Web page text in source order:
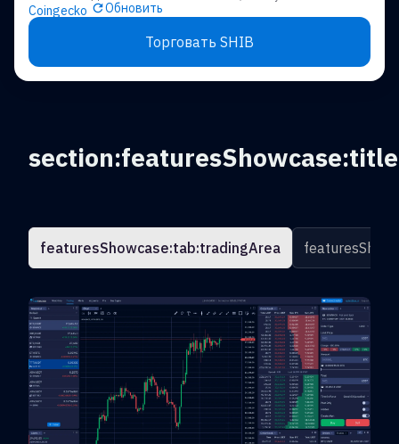
Coingecko
Обновить
Торговать SHIB
section:featuresShowcase:title
featuresShowcase:tab:tradingArea